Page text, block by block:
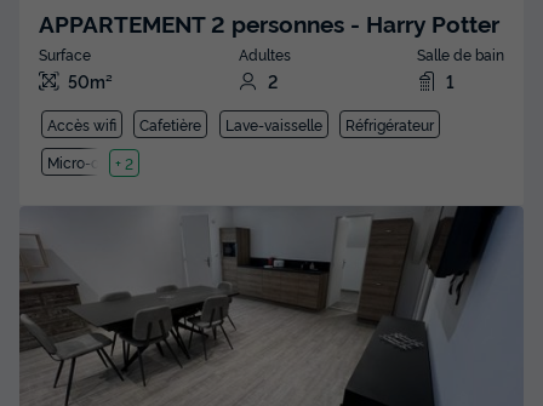
APPARTEMENT 2 personnes - Harry Potter
Surface
50m²
Adultes
2
Salle de bain
1
Accès wifi Cafetière Lave-vaisselle
Réfrigérateur
Micro-ondes
+ 2